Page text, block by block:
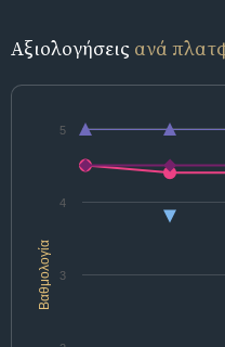
Αξιολογήσεις ανά
Βαθμολογία 3
4
5